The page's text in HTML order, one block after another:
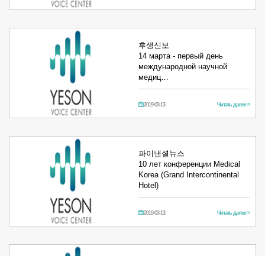
후생신보
14 марта - первый день
международной научной
медиц…
2019-03-13 Читать далее >
파이낸셜뉴스
10 лет конференции Medical
Korea (Grand Intercontinental
Hotel)
2019-03-13 Читать далее >